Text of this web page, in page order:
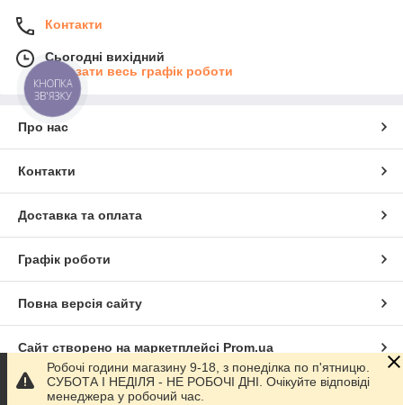
Контакти
Сьогодні вихідний
Показати весь графік роботи
Про нас
Контакти
Доставка та оплата
Графік роботи
Повна версія сайту
Сайт створено на маркетплейсі Prom.ua
Політика конфіденційності
Робочі години магазину 9-18, з понеділка по п'ятницю.
СУБОТА І НЕДІЛЯ - НЕ РОБОЧІ ДНІ. Очікуйте відповіді
менеджера у робочий час.
КНОПКА
ЗВ'ЯЗКУ